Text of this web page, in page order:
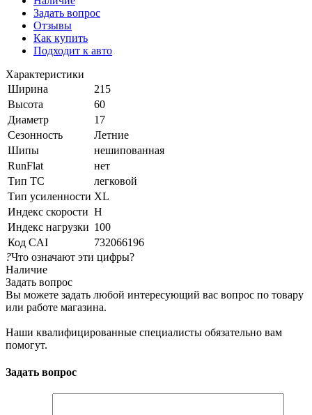
Задать вопрос
Отзывы
Как купить
Подходит к авто
Характеристики
Ширина
215
Высота
60
Диаметр
17
Сезонность
Летние
Шипы
нешипованная
RunFlat
нет
Тип ТС
легковой
Тип усиленности XL
Индекс скорости H
Индекс нагрузки 100
Код CAI
732066196
?Что означают эти цифры?
Наличие
Задать вопрос
Вы можете задать любой интересующий вас вопрос по товару
или работе магазина.
Наши квалифицированные специалисты обязательно вам
помогут.
Задать вопрос